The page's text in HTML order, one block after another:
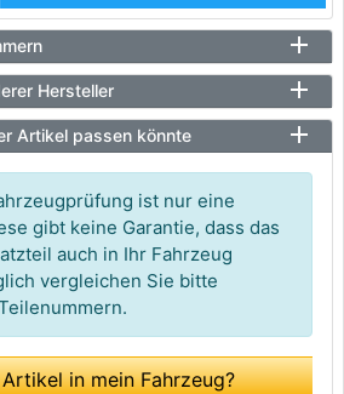
Hersteller
Artikel passen könnte
ist nur eine
gibt keine Garantie, dass das
auch in Ihr Fahrzeug
vergleichen Sie bitte
in mein Fahrzeug?